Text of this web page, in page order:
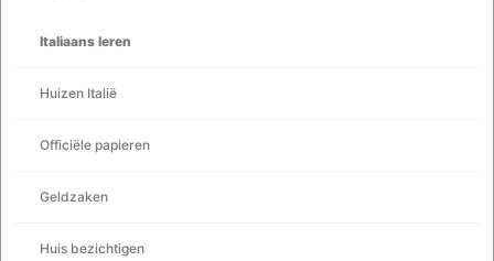
Italiaans leren
Huizen Italië
Officiële papieren
Geldzaken
Huis bezichtigen